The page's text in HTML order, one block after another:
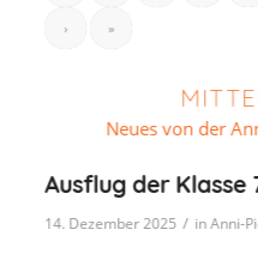
› »
Neues von der
Ausflug der Klasse
14. Dezember 2025 / inAnni-